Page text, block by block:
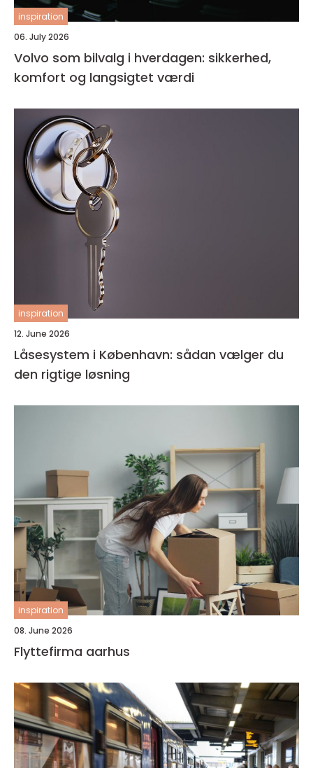
inspiration
06. July 2026
Volvo som bilvalg i hverdagen: sikkerhed,
komfort og langsigtet værdi
inspiration
12. June 2026
Låsesystem i København: sådan vælger du
den rigtige løsning
inspiration
08. June 2026
Flyttefirma aarhus